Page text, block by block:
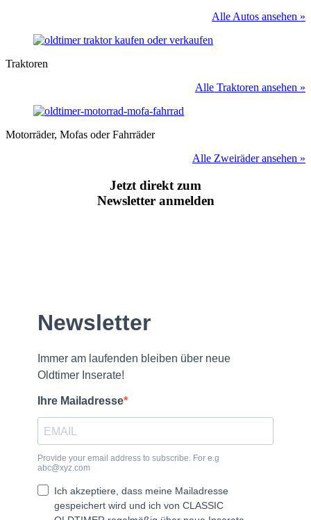
Alle Autos ansehen »
Traktoren
Alle Traktoren ansehen »
Motorräder, Mofas oder Fahrräder
Alle Zweiräder ansehen »
Jetzt direkt zum
Newsletter anmelden